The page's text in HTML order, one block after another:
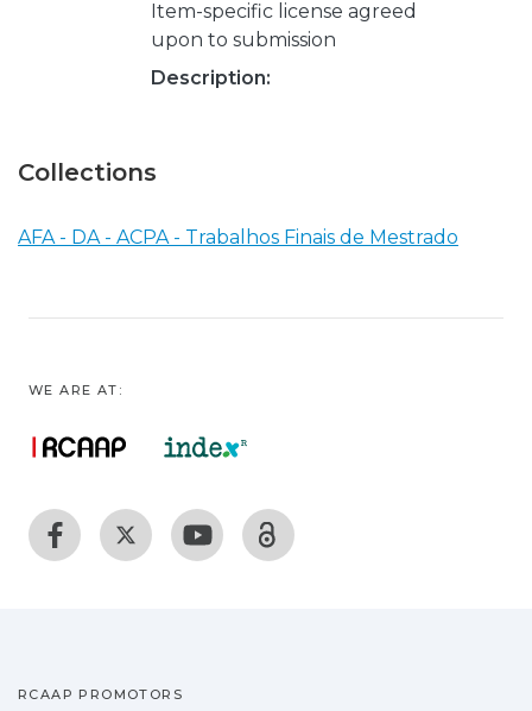
Item-specific license agreed
upon to submission
Description:
Collections
AFA - DA - ACPA - Trabalhos Finais de Mestrado
WE ARE AT:
RCAAP PROMOTORS